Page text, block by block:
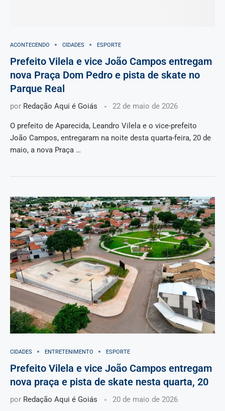
ACONTECENDO CIDADES ESPORTE
Prefeito Vilela e vice João Campos entregam
nova Praça Dom Pedro e pista de skate no
Parque Real
por Redação Aqui é Goiás 22 de maio de 2026
O prefeito de Aparecida, Leandro Vilela e o vice-prefeito
João Campos, entregaram na noite desta quarta-feira, 20 de
maio, a nova Praça …
CIDADES ENTRETENIMENTO ESPORTE
Prefeito Vilela e vice João Campos entregam
nova praça e pista de skate nesta quarta, 20
por Redação Aqui é Goiás 20 de maio de 2026